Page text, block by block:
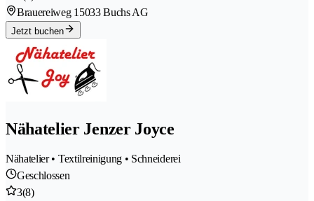
Brauereiweg 1 5033 Buchs AG
Jetzt buchen
Nähatelier Jenzer Joyce
Nähatelier • Textilreinigung • Schneiderei
Geschlossen
3(8)